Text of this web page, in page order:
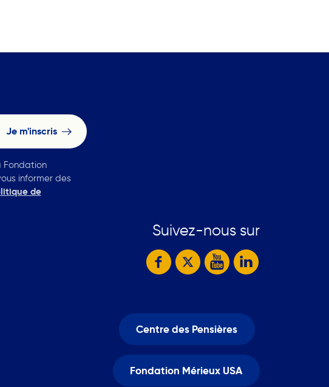
Fondation
informer des
de
Suivez-nous sur
Centre des Pensières
Fondation Mérieux USA